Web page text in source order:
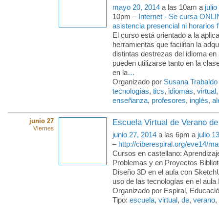
mayo 20, 2014 a las 10am a
10pm – Internet - Se cursa
asistencia presencial ni horarios
El curso está orientado a la
herramientas que facilitan la
distintas destrezas del idioma en
pueden utilizarse tanto en la
en la…
Organizado por Susana Trabaldo
tecnologías, tics, idiomas, virtual
enseñanza, profesores, inglés,
junio 27
Viernes
Escuela Virtual de Verano
junio 27, 2014 a las 6pm a julio
– http://ciberespiral.org/eve14/
Cursos en castellano:
Problemas y en Proyectos
Diseño 3D en el aula con
uso de las tecnologías en el aula
Organizado por Espiral,
Tipo: escuela, virtual, de, verano,